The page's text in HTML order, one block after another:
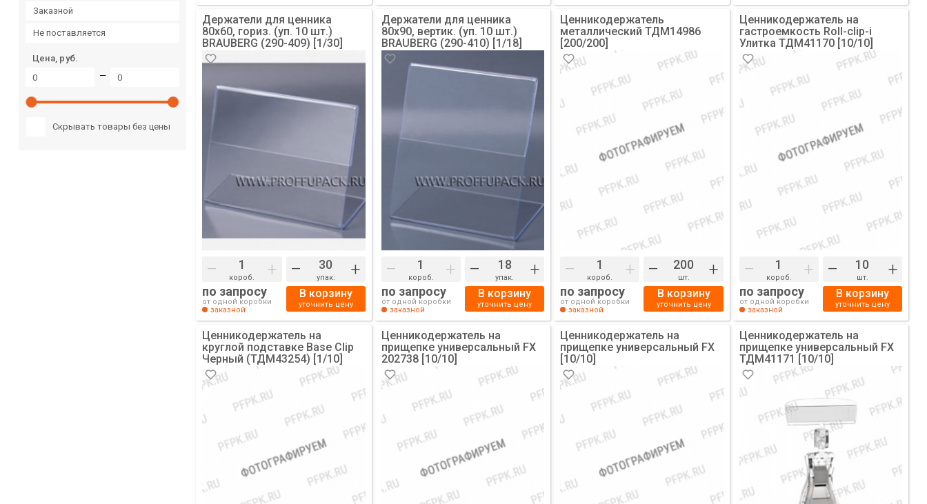
заказной
не поставляется
Цена, руб.
—
Скрывать товары без цены
Держатели для ценника
80х60, гориз. (уп. 10 шт.)
BRAUBERG (290-409) [1/30]
– короб. + – упак. +
по запросу
от одной коробки
заказной
В корзину
уточнить цену
Держатели для ценника
80х90, вертик. (уп. 10 шт.)
BRAUBERG (290-410) [1/18]
– короб. + – упак. +
по запросу
от одной коробки
заказной
В корзину
уточнить цену
Ценникодержатель
металлический ТДМ14986
[200/200]
– короб. + – шт. +
по запросу
от одной коробки
заказной
В корзину
уточнить цену
Ценникодержатель на
гастроемкость Roll-clip-i
Улитка ТДМ41170 [10/10]
– короб. + – шт. +
по запросу
от одной коробки
заказной
В корзину
уточнить цену
Ценникодержатель на
круглой подставке Base Clip
Черный (ТДМ43254) [1/10]
Ценникодержатель на
прищепке универсальный FX
202738 [10/10]
Ценникодержатель на
прищепке универсальный FX
[10/10]
Ценникодержатель на
прищепке универсальный FX
ТДМ41171 [10/10]